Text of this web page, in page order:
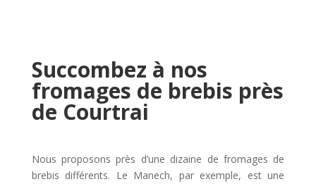
Succombez à nos
fromages de brebis près
de Courtrai
Nous proposons près d’une dizaine de fromages de
brebis différents. Le Manech, par exemple, est une